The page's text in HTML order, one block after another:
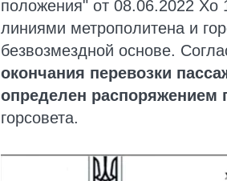
положения" от 08.06.2022
линиями метрополитена и
безвозмездной основе.
окончания перевозки
определен распоряжением
горсовета.